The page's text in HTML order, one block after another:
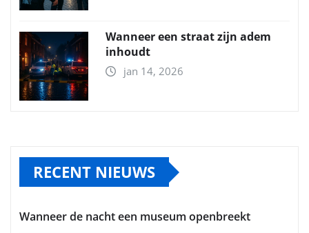
Wanneer een straat zijn adem
inhoudt
jan 14, 2026
RECENT NIEUWS
Wanneer de nacht een museum openbreekt